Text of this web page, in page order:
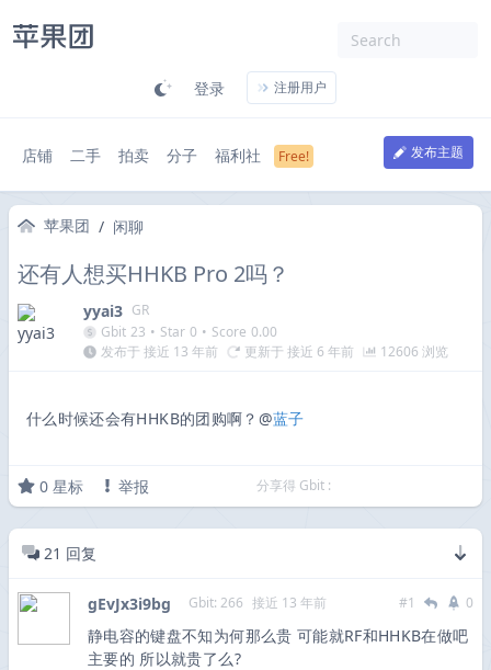
登录 注册用户
店铺 二手 拍卖 分子 福利社 发布主题
苹果团 / 闲聊
还有人想买HHKB Pro 2吗？
yyai3 GR
Gbit 23 • Star 0 • Score 0.00
发布于 接近 13 年前
更新于 接近 6 年前 12606 浏览
什么时候还会有HHKB的团购啊？@蓝子
0 星标 举报 分享得 Gbit :
21 回复
gEvJx3i9bg Gbit: 266 接近 13 年前 #1 0
静电容的键盘不知为何那么贵 可能就RF和HHKB在做吧
主要的 所以就贵了么?